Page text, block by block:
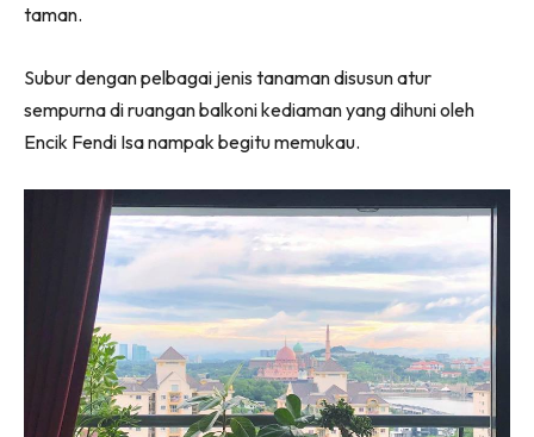
Destinasi
Hotel
Kafe
High Rise
Video
Beli Di Mana
Buat Sendiri
Ilham Impiana
Ilham Impiana 360
taman.
Subur dengan pelbagai jenis tanaman disusun atur
sempurna di ruangan balkoni kediaman yang dihuni oleh
Encik Fendi Isa nampak begitu memukau.